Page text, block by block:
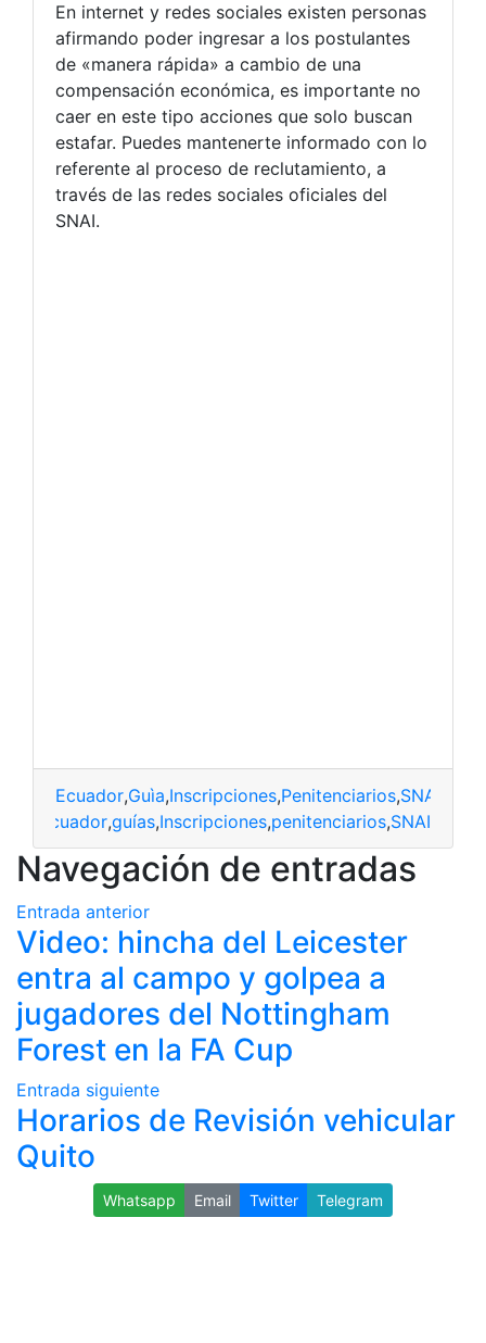
En internet y redes sociales existen personas
afirmando poder ingresar a los postulantes
de «manera rápida» a cambio de una
compensación económica, es importante no
caer en este tipo acciones que solo buscan
estafar. Puedes mantenerte informado con lo
referente al proceso de reclutamiento, a
través de las redes sociales oficiales del
SNAI.
Ecuador,Guìa,Inscripciones,Penitenciarios,SNAI
Ecuador,guías,Inscripciones,penitenciarios,SNAI
Navegación de entradas
Entrada anterior
Video: hincha del Leicester
entra al campo y golpea a
jugadores del Nottingham
Forest en la FA Cup
Entrada siguiente
Horarios de Revisión vehicular
Quito
Whatsapp Email Twitter Telegram